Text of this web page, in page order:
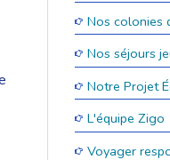
Nos colonies
Nos séjours
Notre Projet
L'équipe Zigo
Voyager